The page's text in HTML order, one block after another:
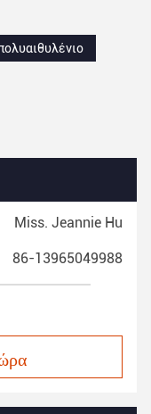
Miss. Jeannie Hu
86-13965049988